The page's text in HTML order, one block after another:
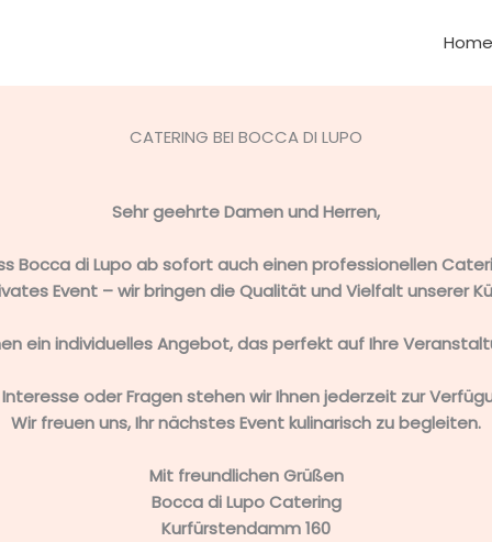
Home
CATERING BEI BOCCA DI LUPO
Sehr geehrte Damen und Herren,
Bocca di Lupo ab sofort auch einen professionellen
Event – wir bringen die Qualität und Vielfalt unserer
ein individuelles Angebot, das perfekt auf Ihre
Interesse oder Fragen stehen wir Ihnen jederzeit zur
Wir freuen uns, Ihr nächstes Event kulinarisch zu begleiten.
Mit freundlichen Grüßen
Bocca di Lupo Catering
Kurfürstendamm 160